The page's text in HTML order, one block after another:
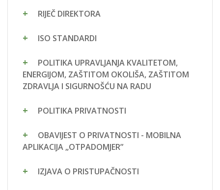
RIJEČ DIREKTORA
ISO STANDARDI
POLITIKA UPRAVLJANJA KVALITETOM,
ENERGIJOM, ZAŠTITOM OKOLIŠA, ZAŠTITOM
ZDRAVLJA I SIGURNOŠĆU NA RADU
POLITIKA PRIVATNOSTI
OBAVIJEST O PRIVATNOSTI - MOBILNA
APLIKACIJA „OTPADOMJER”
IZJAVA O PRISTUPAČNOSTI